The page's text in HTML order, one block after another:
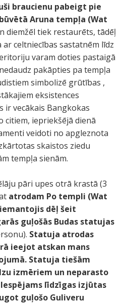
braucienu pabeigt pie
Aruna tempļa (Wat
diemžēl tiek restaurēts, tādēļ
celtniecības sastatnēm līdz
varam doties pastaigā
pakāpties pa tempļa
simbolizē grūtības ,
eksistences
ir vecākais Bangkokas
citiem, iepriekšējā dienā
veidoti no apgleznota
skaistos ziedu
tempļa sienām.
pāri upes otrā krastā (3
atrodam Po templi (Wat
dēļ šeit
guļošās Budas statujas
Statuja atrodas
ieejot atskan mans
Statuja tiešām
izmēriem un neparasto
līdzīgas izjūtas
guļošo Guliveru